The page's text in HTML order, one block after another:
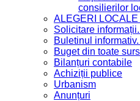
consilierilor
ALEGERI
Solicitare
Buletinul
Buget din toate
Bilanțuri contabile
Achiziții publice
Urbanism
Anunțuri